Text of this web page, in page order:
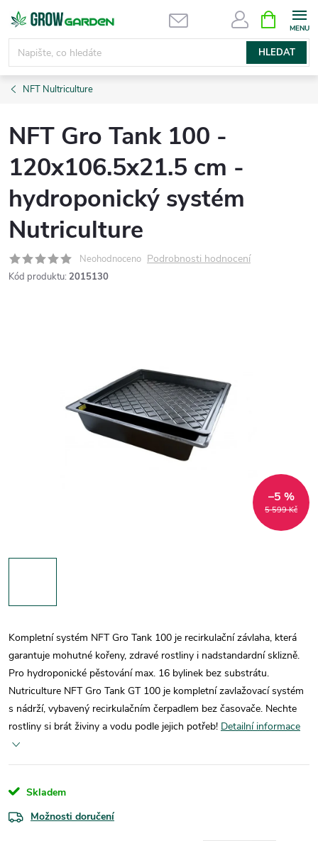
Přejít
obsah
HLEDAT
NÁKUPNÍ
KOŠÍK
NFT Nultriculture
NFT Gro Tank 100 -
120x106.5x21.5 cm -
hydroponický systém
Nutriculture
Neohodnoceno Podrobnosti hodnocení
Kód produktu: 2015130
5 599 Kč
–5 %
Kompletní systém NFT Gro Tank 100 je recirkulační závlaha, která
garantuje mohutné kořeny, zdravé rostliny i nadstandardní sklizně.
Pro hydroponické pěstování max. 16 bylinek bez substrátu.
Nutriculture NFT Gro Tank GT 100 je kompletní zavlažovací systém
s nádrží, vybavený recirkulačním čerpadlem bez časovače. Nechte
rostliny si brát živiny a vodu podle jejich potřeb! Detailní informace
Skladem
Možnosti doručení